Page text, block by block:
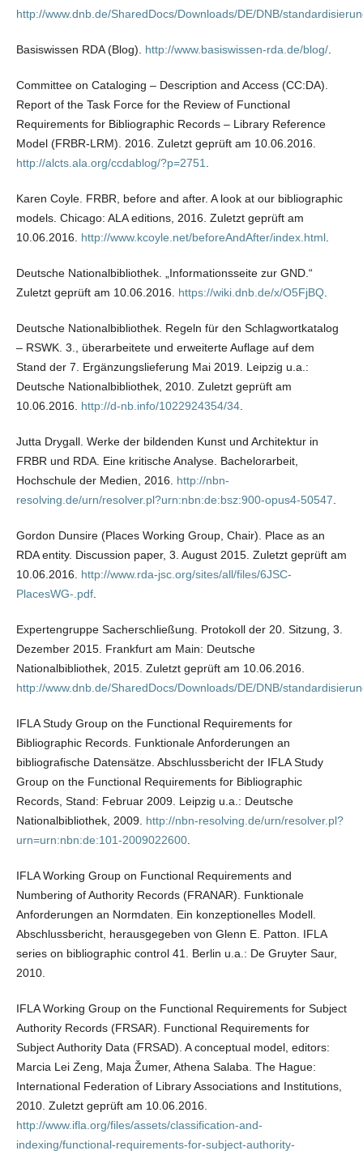
http://www.dnb.de/SharedDocs/Downloads/DE/DNB/
Basiswissen RDA (Blog). http://www.basiswissen-rda.de/blog/.
Committee on Cataloging – Description and Access (CC:DA).
Report of the Task Force for the Review of Functional
Requirements for Bibliographic Records – Library Reference
Model (FRBR-LRM). 2016. Zuletzt geprüft am 10.06.2016.
http://alcts.ala.org/ccdablog/?p=2751
Karen Coyle. FRBR, before and after. A look at our bibliographic
models. Chicago: ALA editions, 2016. Zuletzt geprüft am
10.06.2016. http://www.kcoyle.net/beforeAndAfter/index.html.
Deutsche Nationalbibliothek. „Informationsseite zur GND.“
Zuletzt geprüft am 10.06.2016. https://wiki.dnb.de/x/O5FjBQ.
Deutsche Nationalbibliothek. Regeln für den Schlagwortkatalog
– RSWK. 3., überarbeitete und erweiterte Auflage auf dem
Stand der 7. Ergänzungslieferung Mai 2019. Leipzig u.a.:
Deutsche Nationalbibliothek, 2010. Zuletzt geprüft am
10.06.2016. http://d-nb.info/1022924354/34.
Jutta Drygall. Werke der bildenden Kunst und Architektur in
FRBR und RDA. Eine kritische Analyse. Bachelorarbeit,
Hochschule der Medien, 2016. http://nbn-
resolving.de/urn/resolver.pl?urn:nbn:de:bsz:900-opus4-50547
Gordon Dunsire (Places Working Group, Chair). Place as an
RDA entity. Discussion paper, 3. August 2015. Zuletzt geprüft am
10.06.2016. http://www.rda-jsc.org/sites/all/files/6JSC-
PlacesWG-.pdf.
Expertengruppe Sacherschließung. Protokoll der 20. Sitzung, 3.
Dezember 2015. Frankfurt am Main: Deutsche
Nationalbibliothek, 2015. Zuletzt geprüft am 10.06.2016.
http://www.dnb.de/SharedDocs/Downloads/DE/DNB/
IFLA Study Group on the Functional Requirements for
Bibliographic Records. Funktionale Anforderungen an
bibliografische Datensätze. Abschlussbericht der IFLA Study
Group on the Functional Requirements for Bibliographic
Records, Stand: Februar 2009. Leipzig u.a.: Deutsche
Nationalbibliothek, 2009. http://nbn-resolving.de/urn/resolver.pl?
urn=urn:nbn:de:101-2009022600.
IFLA Working Group on Functional Requirements and
Numbering of Authority Records (FRANAR). Funktionale
Anforderungen an Normdaten. Ein konzeptionelles Modell.
Abschlussbericht, herausgegeben von Glenn E. Patton. IFLA
series on bibliographic control 41. Berlin u.a.: De Gruyter Saur,
2010.
IFLA Working Group on the Functional Requirements for Subject
Authority Records (FRSAR). Functional Requirements for
Subject Authority Data (FRSAD). A conceptual model, editors:
Marcia Lei Zeng, Maja Žumer, Athena Salaba. The Hague:
International Federation of Library Associations and Institutions,
2010. Zuletzt geprüft am 10.06.2016.
http://www.ifla.org/files/assets/classification-and-
indexing/functional-requirements-for-subject-authority-